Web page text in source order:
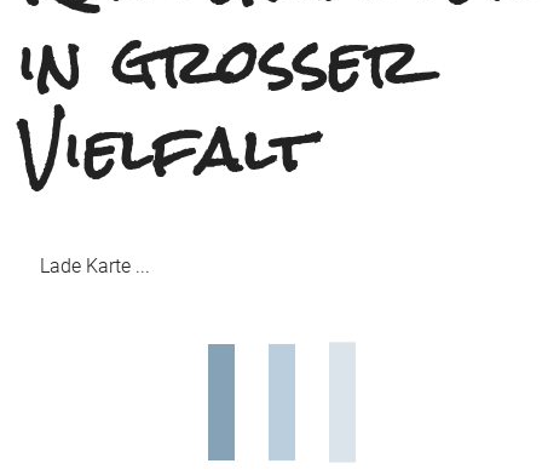
in großer
Vielfalt
Lade Karte ...